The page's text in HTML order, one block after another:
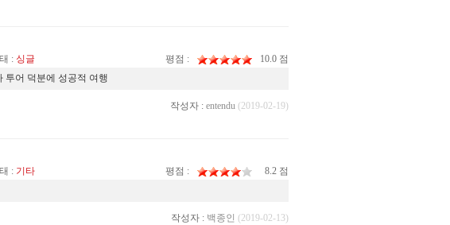
: 싱글 평점 :
10.0 점
투어 덕분에 성공적 여행
작성자 : entendu (2019-02-19)
: 기타 평점 :
8.2 점
작성자 : 백종인 (2019-02-13)